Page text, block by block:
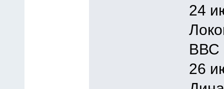
24
ВВС
26